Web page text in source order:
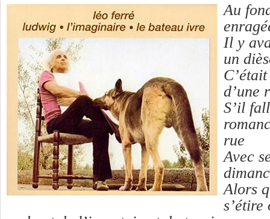
Au
Il y
un
d’une
S’il
rue
Avec
Alors
s’étire